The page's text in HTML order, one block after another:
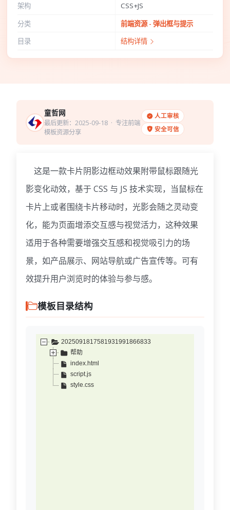
架构
CSS+JS
分类
前端资源 - 弹出框与提示
目录
结构详情
童哲网
最后更新：2025-09-18· 专注前端
模板资源分享
人工审核
安全可信
这是一款卡片阴影边框动效果附带鼠标跟随光
影变化动效，基于 CSS 与 JS 技术实现，当鼠标在
卡片上或者围绕卡片移动时，光影会随之灵动变
化，能为页面增添交互感与视觉活力，这种效果
适用于各种需要增强交互感和视觉吸引力的场
景，如产品展示、网站导航或广告宣传等。可有
效提升用户浏览时的体验与参与感。
模板目录结构
2025091817581931991866833
帮助
index.html
script.js
style.css